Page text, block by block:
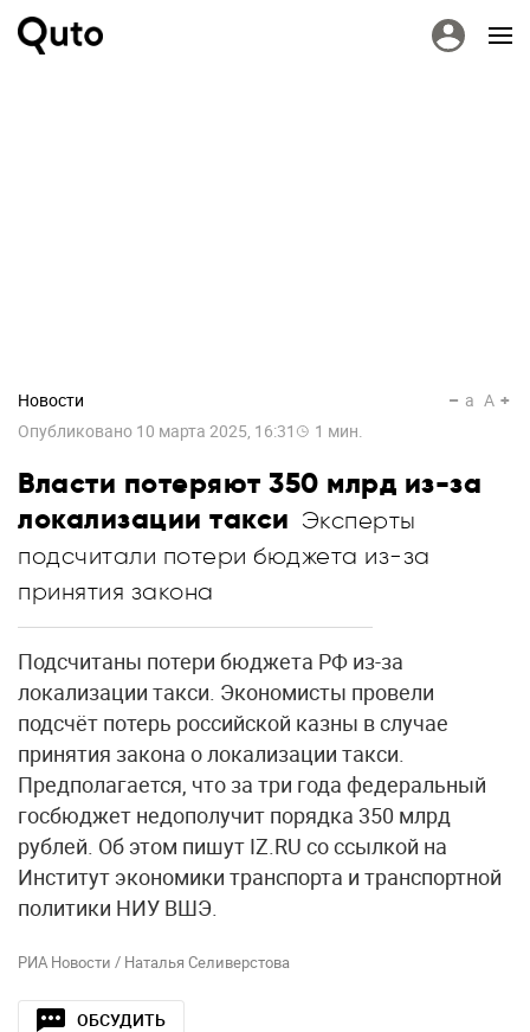
Новости
Опубликовано 10 марта 2025, 16:31 1 мин.
a A
Власти потеряют 350 млрд из-за
локализации такси Эксперты
подсчитали потери бюджета из-за
принятия закона
Подсчитаны потери бюджета РФ из-за
локализации такси. Экономисты провели
подсчёт потерь российской казны в случае
принятия закона о локализации такси.
Предполагается, что за три года федеральный
госбюджет недополучит порядка 350 млрд
рублей. Об этом пишут IZ.RU со ссылкой на
Институт экономики транспорта и транспортной
политики НИУ ВШЭ.
РИА Новости / Наталья Селиверстова
ОБСУДИТЬ